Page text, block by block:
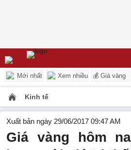
Mới nhất Xem nhiều 💰 Giá vàng
Kinh tế
Xuất bản ngày 29/06/2017 09:47 AM
Giá vàng hôm